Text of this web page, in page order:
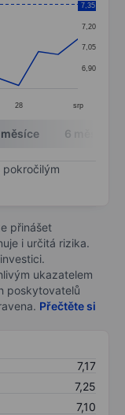
Data ranges
28 srp
6,90
7,05
7,20
7,35
7,35
6 měsíců
přinášet
i určitá rizika.
ukazatelem
poskytovatelů
Přečtěte si
7,17
7,25
7,10